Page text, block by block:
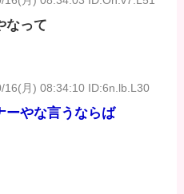
なって
16(月) 08:34:10 ID:6n.lb.L30
ーやな言うならば